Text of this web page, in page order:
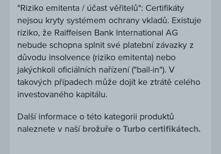
"Riziko emitenta / účast věřitelů": Certifikáty
nejsou kryty systémem ochrany vkladů. Existuje
riziko, že Raiffeisen Bank International AG
nebude schopna splnit své platební závazky z
důvodu insolvence (riziko emitenta) nebo
jakýchkoli oficiálních nařízení ("bail-in"). V
takových případech může dojít ke ztrátě celého
investovaného kapitálu.
Další informace o této kategorii produktů
naleznete v naší brožuře o Turbo certifikátech.